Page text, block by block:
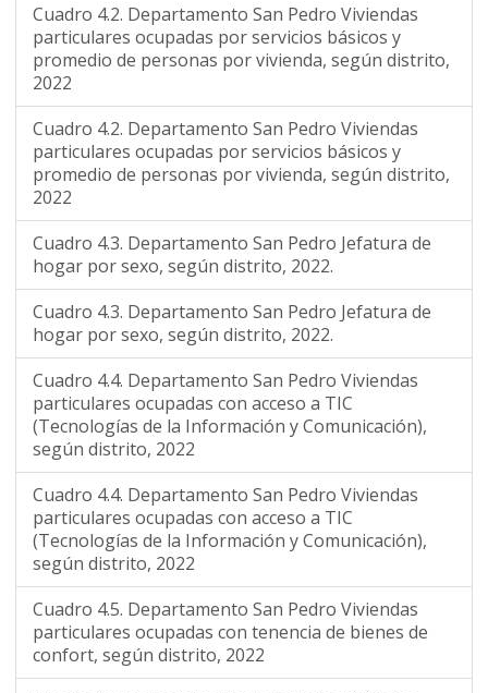
Cuadro 4.2. Departamento San Pedro Viviendas
particulares ocupadas por servicios básicos y
promedio de personas por vivienda, según distrito,
2022
Cuadro 4.2. Departamento San Pedro Viviendas
particulares ocupadas por servicios básicos y
promedio de personas por vivienda, según distrito,
2022
Cuadro 4.3. Departamento San Pedro Jefatura de
hogar por sexo, según distrito, 2022.
Cuadro 4.3. Departamento San Pedro Jefatura de
hogar por sexo, según distrito, 2022.
Cuadro 4.4. Departamento San Pedro Viviendas
particulares ocupadas con acceso a TIC
(Tecnologías de la Información y Comunicación),
según distrito, 2022
Cuadro 4.4. Departamento San Pedro Viviendas
particulares ocupadas con acceso a TIC
(Tecnologías de la Información y Comunicación),
según distrito, 2022
Cuadro 4.5. Departamento San Pedro Viviendas
particulares ocupadas con tenencia de bienes de
confort, según distrito, 2022